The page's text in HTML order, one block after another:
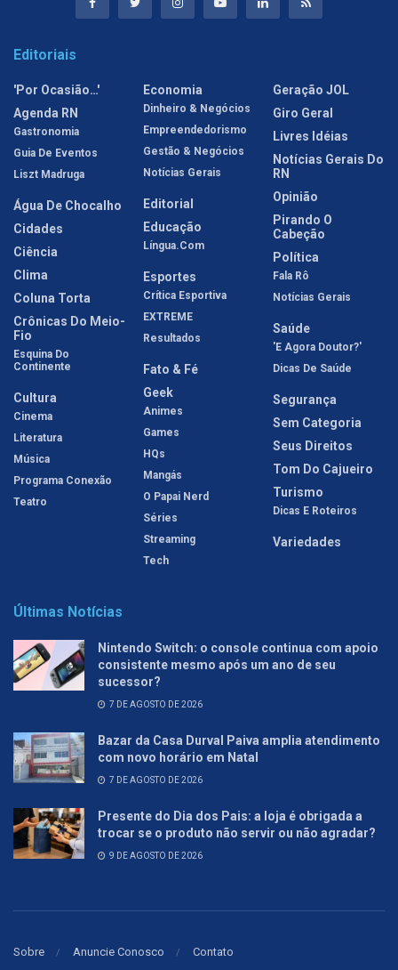
Editoriais
'Por Ocasião…'
Agenda RN
Gastronomia
Guia De Eventos
Liszt Madruga
Água De Chocalho
Cidades
Ciência
Clima
Coluna Torta
Crônicas Do Meio-
Fio
Esquina Do
Continente
Cultura
Cinema
Literatura
Música
Programa Conexão
Teatro
Economia
Dinheiro & Negócios
Empreendedorismo
Gestão & Negócios
Notícias Gerais
Editorial
Educação
Língua.com
Esportes
Crítica Esportiva
EXTREME
Resultados
Fato & Fé
Geek
Animes
Games
HQs
Mangás
O Papai Nerd
Séries
Streaming
Tech
Geração JOL
Giro Geral
Livres Idéias
Notícias Gerais Do
RN
Opinião
Pirando O
Cabeção
Política
Fala Rô
Notícias Gerais
Saúde
'E Agora Doutor?'
Dicas De Saúde
Segurança
Sem Categoria
Seus Direitos
Tom Do Cajueiro
Turismo
Dicas E Roteiros
Variedades
Últimas Notícias
Nintendo Switch: o console continua com apoio
consistente mesmo após um ano de seu
sucessor?
7 DE AGOSTO DE 2026
Bazar da Casa Durval Paiva amplia atendimento
com novo horário em Natal
7 DE AGOSTO DE 2026
Presente do Dia dos Pais: a loja é obrigada a
trocar se o produto não servir ou não agradar?
9 DE AGOSTO DE 2026
Sobre Anuncie Conosco Contato